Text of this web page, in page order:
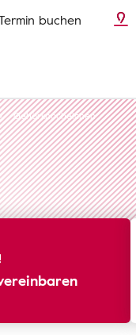
buchen
Gehörknöchelchen